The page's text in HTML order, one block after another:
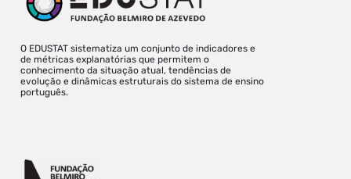
O EDUSTAT sistematiza um conjunto de indicadores e
de métricas explanatórias que permitem o
conhecimento da situação atual, tendências de
evolução e dinâmicas estruturais do sistema de ensino
português.